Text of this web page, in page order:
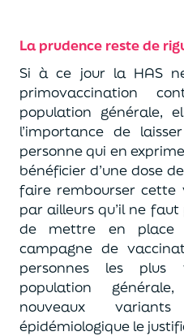
La prudence reste de
Si à ce jour la HAS
primovaccination
population générale,
l’importance de
personne qui en
bénéficier d’une dose
faire rembourser cette
par ailleurs qu’il ne
de mettre en
campagne de
personnes les plus
population
nouveaux
épidémiologique le